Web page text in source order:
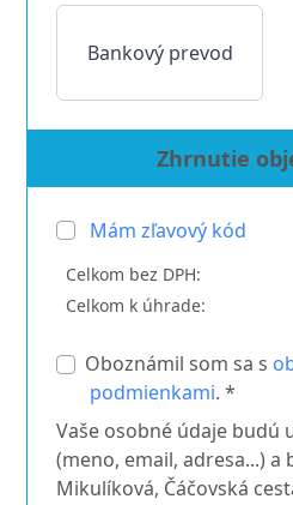
Bankový prevod
Zhrnutie
Mám zľavový kód
Celkom bez DPH:
Celkom k úhrade:
Oboznámil som sa s
podmienkami. *
Vaše osobné údaje budú
(meno, email, adresa...) a
Mikulíková, Čáčovská